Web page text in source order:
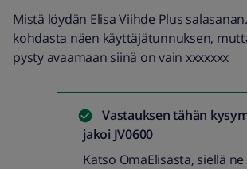
Mistä löydän Elisa Viihde Plus
kohdasta näen käyttäjätunnuksen,
pysty avaamaan siinä on vain xxxxxxx
Vastauksen tähän
jakoi JV0600
Katso OmaElisasta, siellä